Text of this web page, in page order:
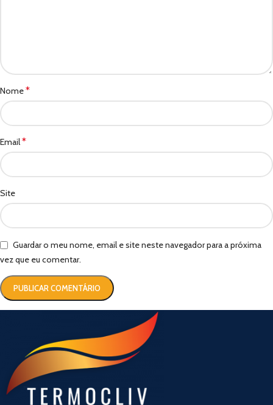
Nome*
Email*
Site
Guardar o meu nome, email e site neste navegador para a próxima
vez que eu comentar.